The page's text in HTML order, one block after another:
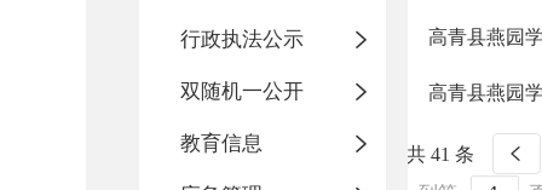
行政执法公示
双随机一公开
教育信息
高青县燕园
高青县燕园
共 41 条